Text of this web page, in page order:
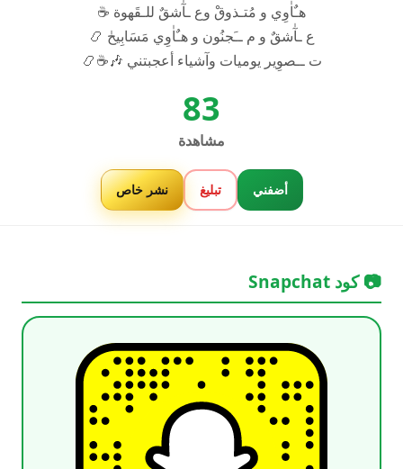
هـٌاٰوِي و مُتـذوقْ وع ـآٰشقٌ للـقَهوة ☕️
ع ـآٰشقٌ و م ــَجنُون و هـٌاٰوِي مَسَابِيحٰ 📿
ت ــصوِير يوميات وآشياء أعجبتني 🎶☕️📿
83
مشاهدة
أضفني تبليغ نشر خاص
📷 كود Snapchat